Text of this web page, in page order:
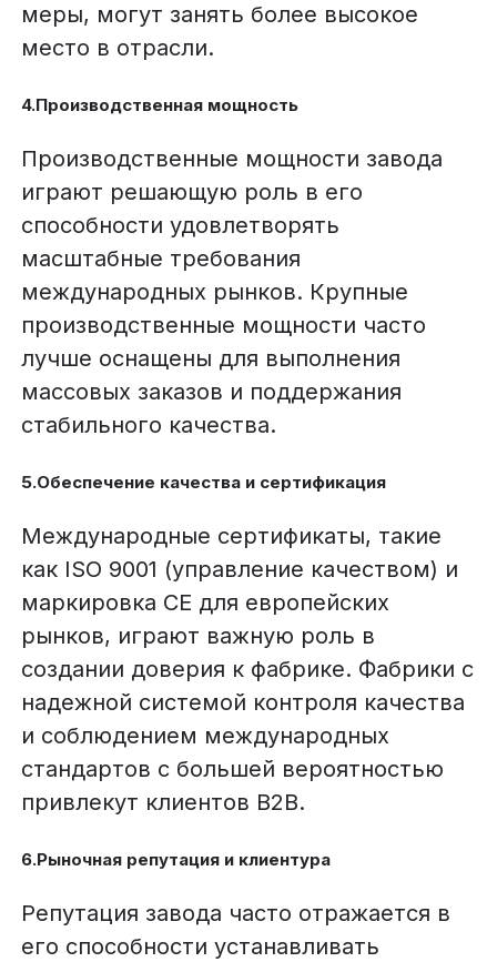
меры, могут занять более высокое
место в отрасли.
4.Производственная мощность
Производственные мощности завода
играют решающую роль в его
способности удовлетворять
масштабные требования
международных рынков. Крупные
производственные мощности часто
лучше оснащены для выполнения
массовых заказов и поддержания
стабильного качества.
5.Обеспечение качества и сертификация
Международные сертификаты, такие
как ISO 9001 (управление качеством) и
маркировка CE для европейских
рынков, играют важную роль в
создании доверия к фабрике. Фабрики с
надежной системой контроля качества
и соблюдением международных
стандартов с большей вероятностью
привлекут клиентов B2B.
6.Рыночная репутация и клиентура
Репутация завода часто отражается в
его способности устанавливать